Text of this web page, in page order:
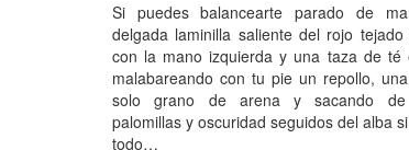
Si puedes balancearte parado de
delgada laminilla saliente del rojo tejado
con la mano izquierda y una taza de té
malabareando con tu pie un repollo,
solo grano de arena y sacando
palomillas y oscuridad seguidos del alba
todo…